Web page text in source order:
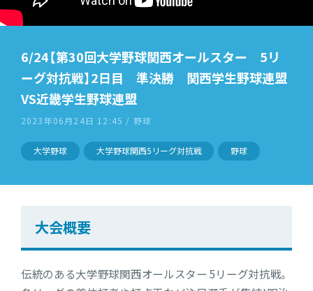
6/24【第30回大学野球関西オールスター 5リ
ーグ対抗戦】2日目 準決勝 関西学生野球連盟
VS近畿学生野球連盟
2023年06月24日 12:45 / 野球
大学野球 大学野球関西5リーグ対抗戦 野球
大会概要
伝統のある大学野球関西オールスター 5リーグ対抗戦。